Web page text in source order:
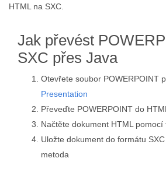
HTML na SXC.
Jak převést
SXC přes Java
Otevřete soubor POWERPOINT
Presentation
Převeďte POWERPOINT do
Načtěte dokument HTML pomocí
Uložte dokument do formátu
metoda